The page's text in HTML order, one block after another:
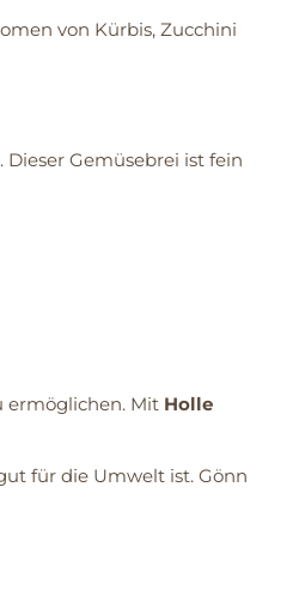
von Kürbis, Zucchini
Gemüsebrei ist fein
ermöglichen. Mit Holle
für die Umwelt ist. Gönn